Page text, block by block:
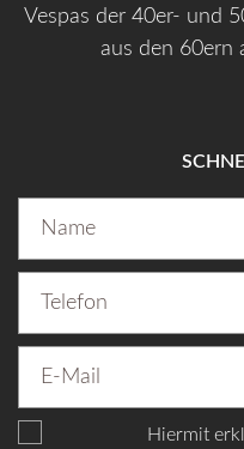
Vespas der 40er- und
aus den 60ern
Hiermit